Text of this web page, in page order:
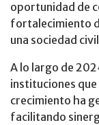
oportunidad de
fortalecimiento
una sociedad
A lo largo de
instituciones
crecimiento ha
facilitando